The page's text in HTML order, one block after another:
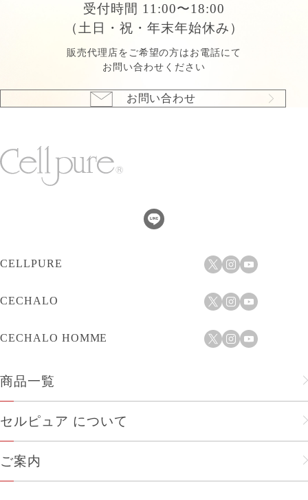
受付時間 11:00〜18:00
（土日・祝・年末年始休み）
販売代理店をご希望の方はお電話にて
お問い合わせください
お問い合わせ
CELLPURE
CECHALO
CECHALO HOMME
商品一覧
フェイスケア
セルピュア について
セルピュアのこだわり
ご案内